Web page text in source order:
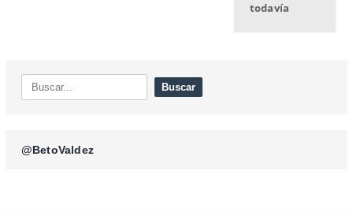
todavía
@BetoValdez